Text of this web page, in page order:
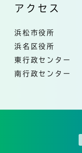
アクセス
浜松市役所
浜名区役所
東行政センター
南行政センター